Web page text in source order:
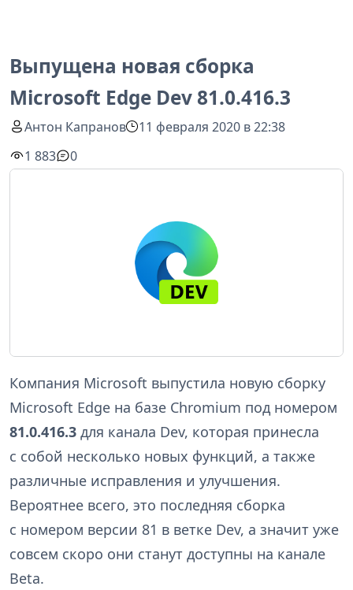
Выпущена новая сборка
Microsoft Edge Dev 81.0.416.3
Антон Капранов
11 февраля 2020 в 22:38
1 883
0
Компания Microsoft выпустила новую сборку
Microsoft Edge на базе Chromium под номером
81.0.416.3 для канала Dev, которая принесла
с собой несколько новых функций, а также
различные исправления и улучшения.
Вероятнее всего, это последняя сборка
с номером версии 81 в ветке Dev, а значит уже
совсем скоро они станут доступны на канале
Beta.